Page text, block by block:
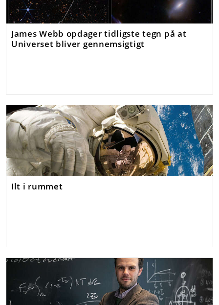
James Webb opdager tidligste tegn på at
Universet bliver gennemsigtigt
Ilt i rummet